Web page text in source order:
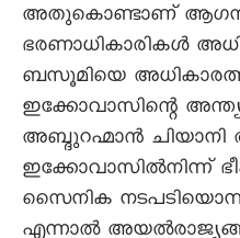
അതുകൊണ്ടാണ്
ഭരണാധികാരികൾ
ബസൂമിയെ
ഇക്കോവാസിന്റെ
അബ്ദുറഹ്മാൻ
ഇക്കോവാസിൽനിന്ന്
സെെനിക
എന്നാൽ